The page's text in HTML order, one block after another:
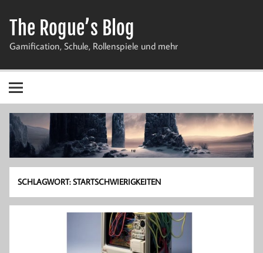
springen
The Rogue’s Blog
Gamification, Schule, Rollenspiele und mehr
SCHLAGWORT:STARTSCHWIERIGKEITEN